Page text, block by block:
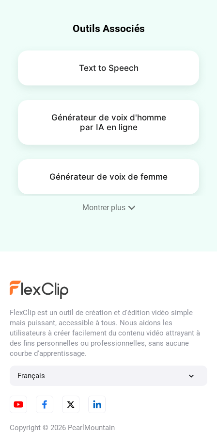
Outils Associés
Text to Speech
Générateur de voix d'homme
par IA en ligne
Générateur de voix de femme
Générateur de voix par IA
Voix off par IA pour livre audio
Montrer plus
FlexClip est un outil de création et d'édition vidéo simple
mais puissant, accessible à tous. Nous aidons les
utilisateurs à créer facilement du contenu vidéo attrayant à
des fins personnelles ou professionnelles, sans aucune
courbe d'apprentissage.
Français
Copyright © 2026 PearlMountain